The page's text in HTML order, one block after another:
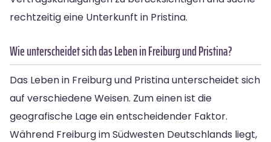
rechtzeitig eine Unterkunft in Pristina.
Wie unterscheidet sich das Leben in Freiburg und Pristina?
Das Leben in Freiburg und Pristina unterscheidet sich
auf verschiedene Weisen. Zum einen ist die
geografische Lage ein entscheidender Faktor.
Während Freiburg im Südwesten Deutschlands liegt,